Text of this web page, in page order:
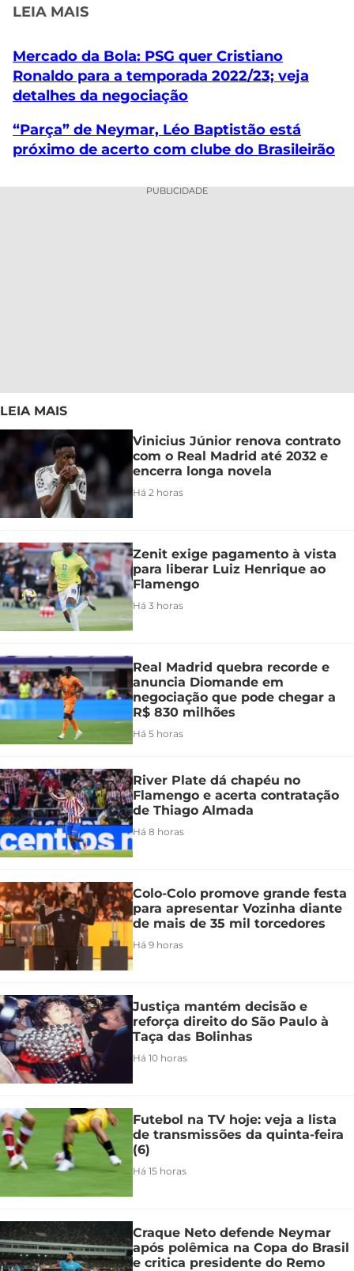
LEIA MAIS
Mercado da Bola: PSG quer Cristiano
Ronaldo para a temporada 2022/23; veja
detalhes da negociação
“Parça” de Neymar, Léo Baptistão está
próximo de acerto com clube do Brasileirão
PUBLICIDADE
LEIA MAIS
Vinicius Júnior renova contrato
com o Real Madrid até 2032 e
encerra longa novela
Há 2 horas
Zenit exige pagamento à vista
para liberar Luiz Henrique ao
Flamengo
Há 3 horas
Real Madrid quebra recorde e
anuncia Diomande em
negociação que pode chegar a
R$ 830 milhões
Há 5 horas
River Plate dá chapéu no
Flamengo e acerta contratação
de Thiago Almada
Há 8 horas
Colo-Colo promove grande festa
para apresentar Vozinha diante
de mais de 35 mil torcedores
Há 9 horas
Justiça mantém decisão e
reforça direito do São Paulo à
Taça das Bolinhas
Há 10 horas
Futebol na TV hoje: veja a lista
de transmissões da quinta-feira
(6)
Há 15 horas
Craque Neto defende Neymar
após polêmica na Copa do Brasil
e critica presidente do Remo